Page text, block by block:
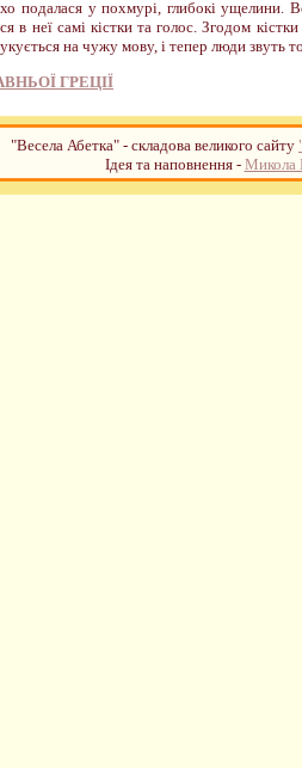
подалася у похмурі, глибокі ущелини.
в неї самі кістки та голос. Згодом
на чужу мову, і тепер люди звуть
ГРЕЦІЇ
"Весела Абетка" - складова великого сайту
Ідея та наповнення -